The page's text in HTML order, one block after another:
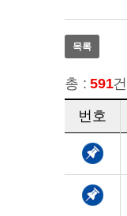
목록
총 : 591건
번호